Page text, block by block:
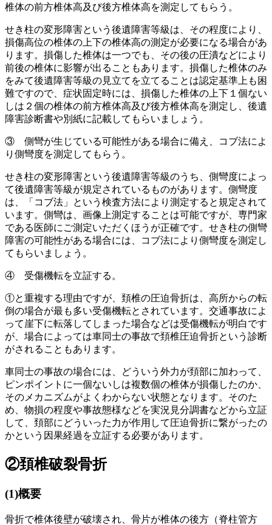
椎体の前方椎体高及び後方椎体高を測定してもらう。
せき柱の変形障害という後遺障害等級は、その程度により、
損傷高位の椎体の上下の椎体高の測定が必要になる場合があ
ります。損傷した椎体は一つでも、その後の圧潰などにより
前後の椎体に影響が出ることもあります。損傷した椎体のみ
をみて後遺障害等級の見立てを立てることは認定基準上も困
難ですので、症状固定時には、損傷した椎体の上下１個ない
しは２個の椎体の前方椎体高及び後方椎体高を測定し、後遺
障害診断書や別紙に記載してもらいましょう。
③ 側彎が生じている可能性がある場合に備え、コブ法によ
り側彎度を測定してもらう。
せき柱の変形障害という後遺障害等級のうち、側彎度によっ
て後遺障害等級が規定されているものがあります。側彎度
は、「コブ法」という検査方法により測定すると規定されて
います。側彎は、画像上測定することは可能ですが、専門家
である医師にご測定いただくほうが正確です。せき柱の側彎
障害の可能性がある場合には、コブ法により側彎度を測定し
てもらいましょう。
④ 受傷機転を立証する。
①と重複する理由ですが、頚椎の圧迫骨折は、高所からの転
倒の場合が最も多い受傷機転とされています。交通事故によ
って崖下に転落してしまった場合などは受傷機転が明白です
が、場合によっては車同士の事故で頚椎圧迫骨折という診断
がされることもあります。
車同士の事故の場合には、どういう外力が頚部に加わって、
ピンポイントに一個ないしは複数個の椎体が損傷したのか、
そのメカニズムがよくわからない状態となります。そのた
め、物損の程度や事故態様などを実況見分調書などから立証
して、頚部にどういった力が作用して圧迫骨折に繋がったの
かという因果経過を立証する必要があります。
②頚椎破裂骨折
(1)概要
骨折で椎体後壁が破壊され、骨片が椎体の後方（脊柱管方